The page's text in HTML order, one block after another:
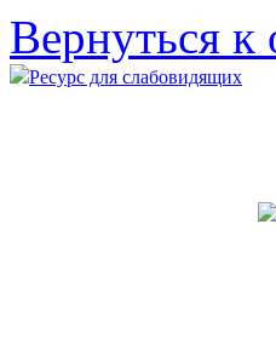
Вернуться
Ресурс для слабовидящих